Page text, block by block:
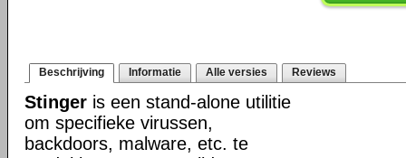
Beschrijving Informatie Alle versies Reviews
Stinger is een stand-alone utilitie
om specifieke virussen,
backdoors, malware, etc. te